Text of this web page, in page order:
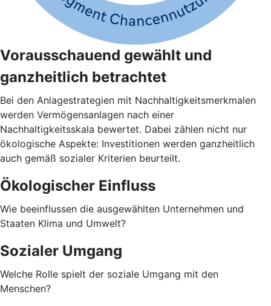
Vorausschauend gewählt und
ganzheitlich betrachtet
Bei den Anlagestrategien mit Nachhaltigkeitsmerkmalen
werden Vermögensanlagen nach einer
Nachhaltigkeitsskala bewertet. Dabei zählen nicht nur
ökologische Aspekte: Investitionen werden ganzheitlich
auch gemäß sozialer Kriterien beurteilt.
Ökologischer Einfluss
Wie beeinflussen die ausgewählten Unternehmen und
Staaten Klima und Umwelt?
Sozialer Umgang
Welche Rolle spielt der soziale Umgang mit den
Menschen?